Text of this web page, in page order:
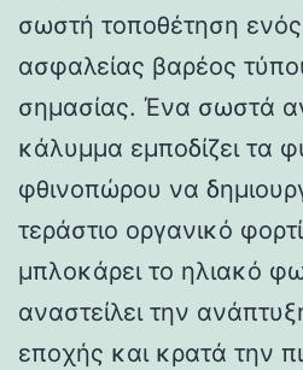
σωστή τοποθέτηση
ασφαλείας βαρέος
σημασίας. Ένα σωστά
κάλυμμα εμποδίζει τα
φθινοπώρου να
τεράστιο οργανικό
μπλοκάρει το ηλιακό
αναστείλει την
εποχής και κρατά την